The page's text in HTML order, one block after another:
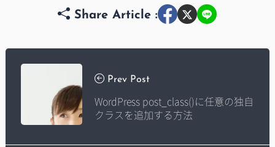
Share Article :
Prev Post
WordPress post_class()に任意の独自
クラスを追加する方法